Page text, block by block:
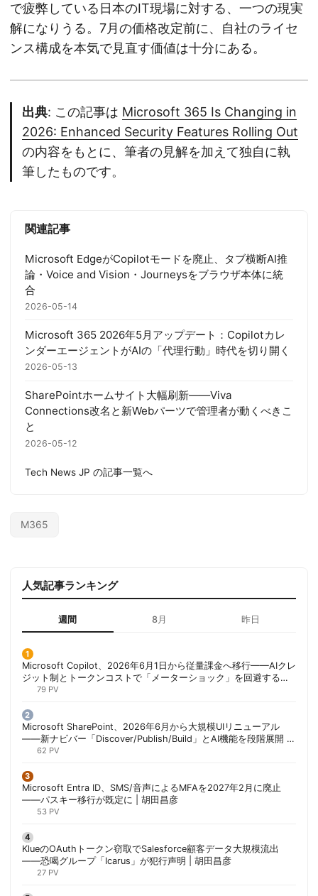
で疲弊している日本のIT現場に対する、一つの現実
解になりうる。7月の価格改定前に、自社のライセ
ンス構成を本気で見直す価値は十分にある。
出典: この記事は Microsoft 365 Is Changing in
2026: Enhanced Security Features Rolling Out
の内容をもとに、筆者の見解を加えて独自に執
筆したものです。
関連記事
Microsoft EdgeがCopilotモードを廃止、タブ横断AI推
論・Voice and Vision・Journeysをブラウザ本体に統
合
2026-05-14
Microsoft 365 2026年5月アップデート：Copilotカレ
ンダーエージェントがAIの「代理行動」時代を切り開く
2026-05-13
SharePointホームサイト大幅刷新——Viva
Connections改名と新Webパーツで管理者が動くべきこ
と
2026-05-12
Tech News JP の記事一覧へ
M365
人気記事ランキング
週間 8月 昨日
Microsoft Copilot、2026年6月1日から従量課金へ移行——AIクレ
ジット制とトークンコストで「メーターショック」を回避する方
法 | 胡田昌彦
79 PV
Microsoft SharePoint、2026年6月から大規模UIリニューアル
——新ナビバー「Discover/Publish/Build」とAI機能を段階展開 |
胡田昌彦
62 PV
Microsoft Entra ID、SMS/音声によるMFAを2027年2月に廃止
——パスキー移行が既定に | 胡田昌彦
53 PV
KlueのOAuthトークン窃取でSalesforce顧客データ大規模流出
——恐喝グループ「Icarus」が犯行声明 | 胡田昌彦
27 PV